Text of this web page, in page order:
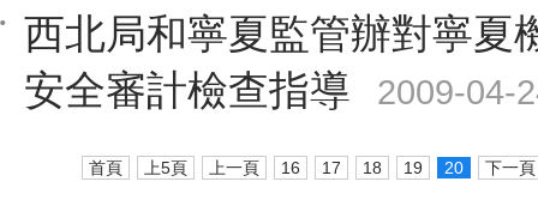
西北局和寧夏監管辦對寧夏
安全審計檢查指導
2009-04-
首頁 上5頁 上一頁 16 17 18 19 20 下一頁